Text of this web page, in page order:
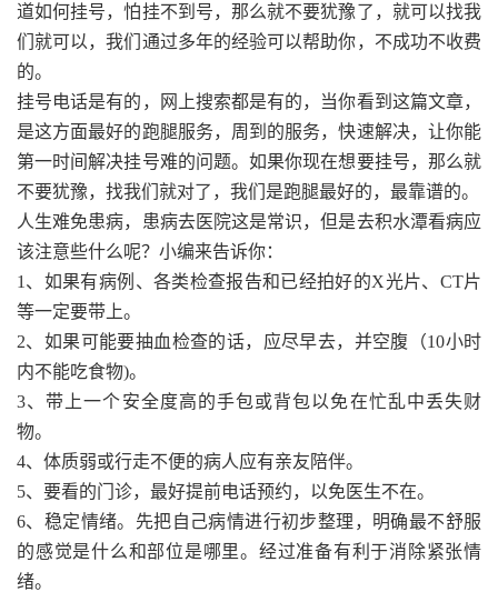
道如何挂号，怕挂不到号，那么就不要犹豫了，就可以找我
们就可以，我们通过多年的经验可以帮助你，不成功不收费
的。
挂号电话是有的，网上搜索都是有的，当你看到这篇文章，
是这方面最好的跑腿服务，周到的服务，快速解决，让你能
第一时间解决挂号难的问题。如果你现在想要挂号，那么就
不要犹豫，找我们就对了，我们是跑腿最好的，最靠谱的。
人生难免患病，患病去医院这是常识，但是去积水潭看病应
该注意些什么呢？小编来告诉你：
1、如果有病例、各类检查报告和已经拍好的X光片、CT片
等一定要带上。
2、如果可能要抽血检查的话，应尽早去，并空腹（10小时
内不能吃食物)。
3、带上一个安全度高的手包或背包以免在忙乱中丢失财
物。
4、体质弱或行走不便的病人应有亲友陪伴。
5、要看的门诊，最好提前电话预约，以免医生不在。
6、稳定情绪。先把自己病情进行初步整理，明确最不舒服
的感觉是什么和部位是哪里。经过准备有利于消除紧张情
绪。